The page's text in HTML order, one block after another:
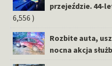
przejeździe. 44-
6,556 )
Rozbite auta,
nocna akcja